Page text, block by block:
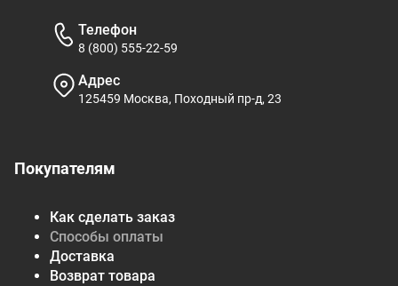
Покупателям
Как сделать заказ
Способы оплаты
Доставка
Возврат товара
Телефон
8 (800) 555-22-59
Адрес
125459 Москва, Походный пр-д, 23